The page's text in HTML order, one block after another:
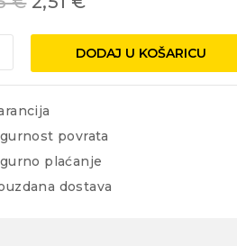
DODAJ U KOŠARICU
povrata
plaćanje
dostava